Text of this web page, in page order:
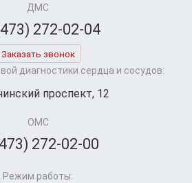
ДМС
272-02-04
Заказать звонок
диагностики сердца и сосудов:
проспект, 12
ОМС
272-02-00
Режим работы: